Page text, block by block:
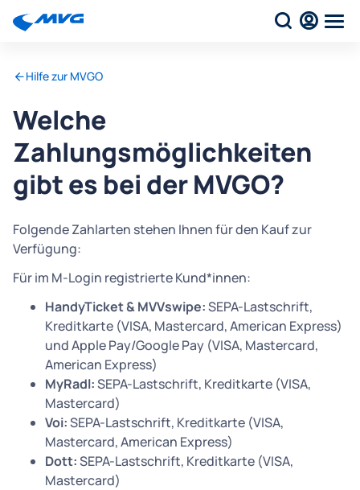
Hilfe zur MVGO
Welche
Zahlungsmöglichkeiten
gibt es bei der MVGO?
Folgende Zahlarten stehen Ihnen für den Kauf zur
Verfügung:
Für im M-Login registrierte Kund*innen:
HandyTicket & MVVswipe:SEPA-Lastschrift,
Kreditkarte (VISA, Mastercard, American Express)
und Apple Pay/Google Pay (VISA, Mastercard,
American Express)
MyRadl:SEPA-Lastschrift, Kreditkarte (VISA,
Mastercard)
Voi:SEPA-Lastschrift, Kreditkarte (VISA,
Mastercard, American Express)
Dott:SEPA-Lastschrift, Kreditkarte (VISA,
Mastercard)